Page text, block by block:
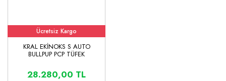
Ücretsiz Kargo
KRAL EKİNOKS S AUTO
BULLPUP PCP TÜFEK
28.280,00 TL